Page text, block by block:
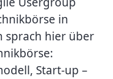
in
sprach hier über
Start-up –